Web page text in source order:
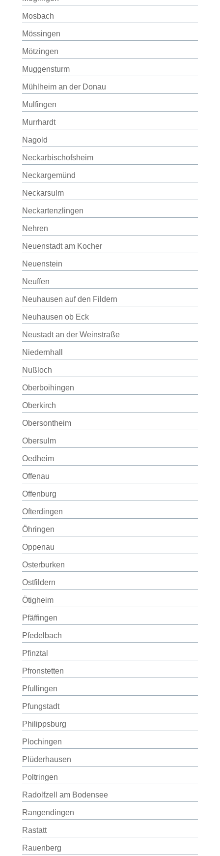
Mosbach
Mössingen
Mötzingen
Muggensturm
Mühlheim an der Donau
Mulfingen
Murrhardt
Nagold
Neckarbischofsheim
Neckargemünd
Neckarsulm
Neckartenzlingen
Nehren
Neuenstadt am Kocher
Neuenstein
Neuffen
Neuhausen auf den Fildern
Neuhausen ob Eck
Neustadt an der Weinstraße
Niedernhall
Nußloch
Oberboihingen
Oberkirch
Obersontheim
Obersulm
Oedheim
Offenau
Offenburg
Ofterdingen
Öhringen
Oppenau
Osterburken
Ostfildern
Ötigheim
Pfäffingen
Pfedelbach
Pfinztal
Pfronstetten
Pfullingen
Pfungstadt
Philippsburg
Plochingen
Plüderhausen
Poltringen
Radolfzell am Bodensee
Rangendingen
Rastatt
Rauenberg